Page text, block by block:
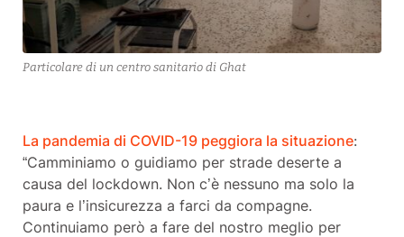
Particolare di un centro sanitario di Ghat
La pandemia di COVID-19 peggiora la situazione:
“Camminiamo o guidiamo per strade deserte a
causa del lockdown. Non c’è nessuno ma solo la
paura e l’insicurezza a farci da compagne.
Continuiamo però a fare del nostro meglio per